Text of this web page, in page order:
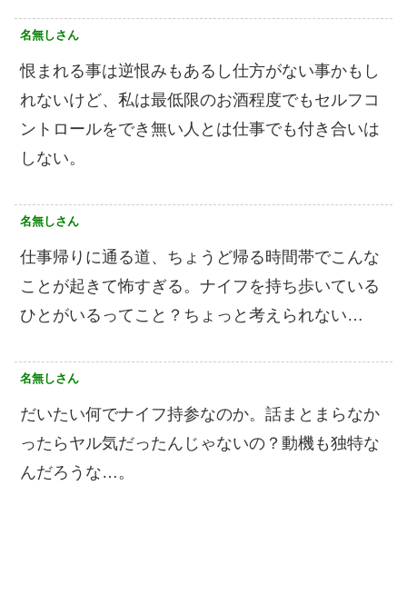
名無しさん
恨まれる事は逆恨みもあるし仕方がない事かもし
れないけど、私は最低限のお酒程度でもセルフコ
ントロールをでき無い人とは仕事でも付き合いは
しない。
名無しさん
仕事帰りに通る道、ちょうど帰る時間帯でこんな
ことが起きて怖すぎる。ナイフを持ち歩いている
ひとがいるってこと？ちょっと考えられない…
名無しさん
だいたい何でナイフ持参なのか。話まとまらなか
ったらヤル気だったんじゃないの？動機も独特な
んだろうな…。